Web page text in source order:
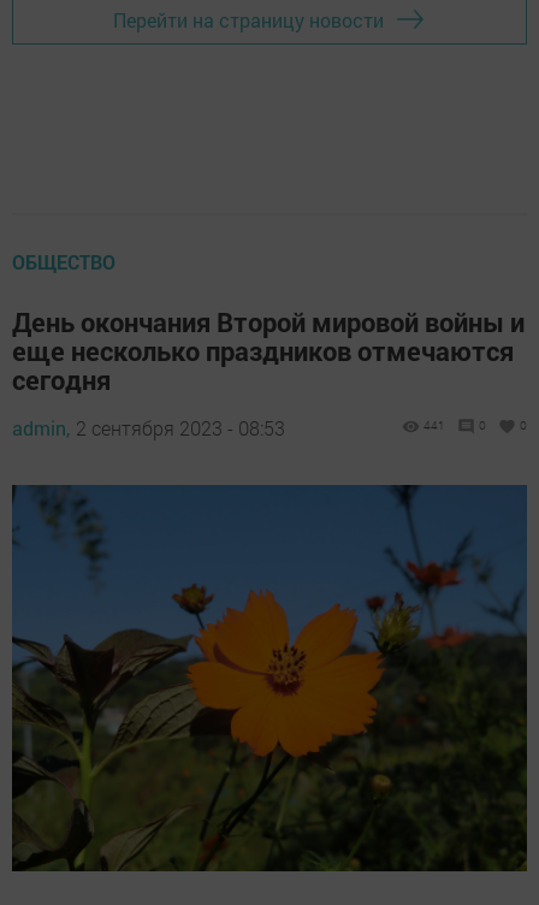
Перейти на страницу новости
ОБЩЕСТВО
День окончания Второй мировой войны и
еще несколько праздников отмечаются
сегодня
admin, 2 сентября 2023 - 08:53 441 0 0